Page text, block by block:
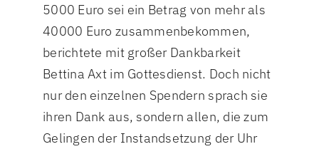
5000 Euro sei ein Betrag von mehr als
40000 Euro zusammenbekommen,
berichtete mit großer Dankbarkeit
Bettina Axt im Gottesdienst. Doch nicht
nur den einzelnen Spendern sprach sie
ihren Dank aus, sondern allen, die zum
Gelingen der Instandsetzung der Uhr